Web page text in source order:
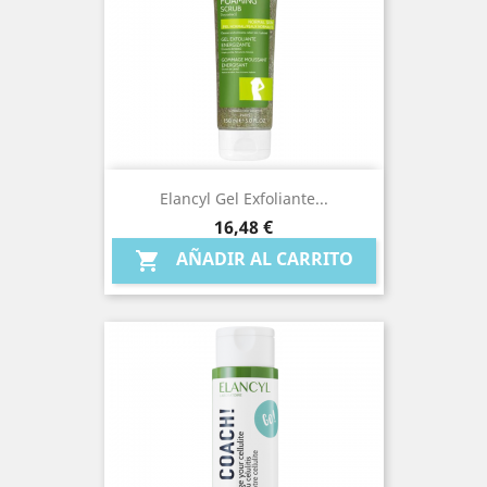
Elancyl Gel Exfoliante...
Precio
16,48 €
 AÑADIR AL CARRITO